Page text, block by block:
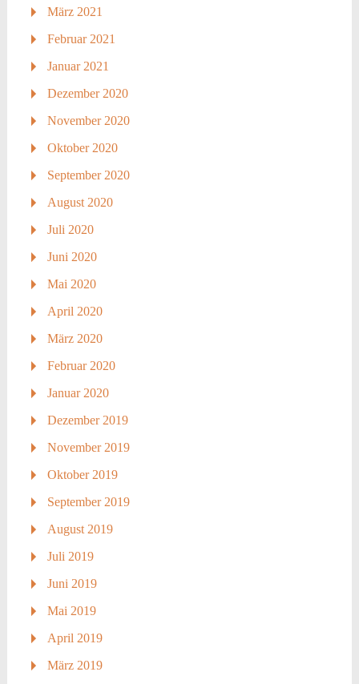
März 2021
Februar 2021
Januar 2021
Dezember 2020
November 2020
Oktober 2020
September 2020
August 2020
Juli 2020
Juni 2020
Mai 2020
April 2020
März 2020
Februar 2020
Januar 2020
Dezember 2019
November 2019
Oktober 2019
September 2019
August 2019
Juli 2019
Juni 2019
Mai 2019
April 2019
März 2019